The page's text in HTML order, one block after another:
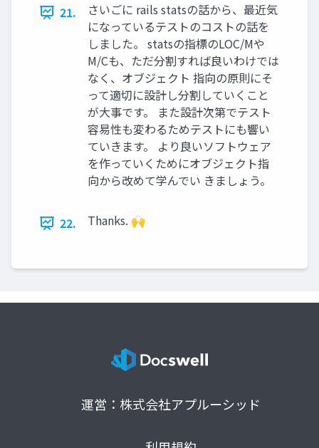
21.
さいごに rails statsの話から、最近気
になっているテストのコストの話を
しました。 statsの指標のLOC/Mや
M/Cも、ただ分割すれば良いわけでは
なく、オブジェクト 指向の原則にそ
って適切に設計し分割していくこと
が⼤事です。 また設計次第でテスト
容易性も変わるためテストにも響い
ていきます。 より良いソフトウェア
を作っていくためにオブジェクト指
向から改めて学んでい きましょう。
22. Thanks. 🙌
運営：株式会社アプルーシッド